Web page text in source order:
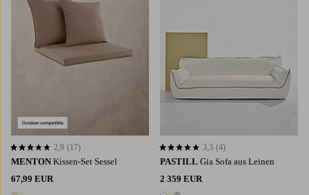
MENTON Kissen-Set Sessel
67,99 EUR
2,9 basierend auf 17 Bewertungen
2,9 (17)
PASTILL Gia Sofa aus Leinen
2 359 EUR
3,3 basierend auf 4 Bewertungen
3,3 (4)